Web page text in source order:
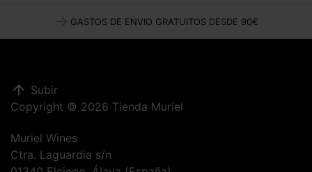
arrow_forward GASTOS DE ENVIO GRATUITOS DESDE 90€
arrow_upward Subir
Copyright © 2026 Tienda Muriel
Muriel Wines
Ctra. Laguardia s/n